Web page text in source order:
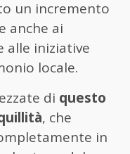
un incremento
anche ai
alle iniziative
locale.
di questo
, che
in